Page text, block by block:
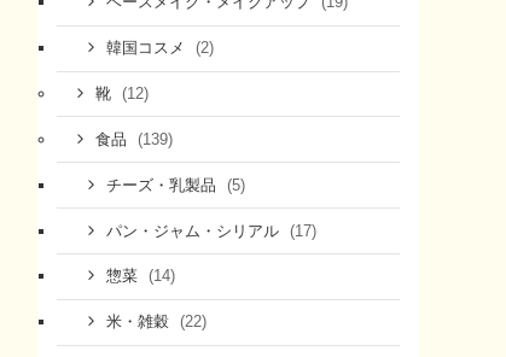
韓国コスメ (2)
靴 (12)
食品 (139)
チーズ・乳製品 (5)
パン・ジャム・シリアル (17)
惣菜 (14)
米・雑穀 (22)